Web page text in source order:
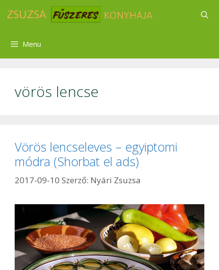
Menu
vörös lencse
Vörös lencseleves – egyiptomi
módra (Shorbat el ads)
2017-09-10 Szerző: Nyári Zsuzsa